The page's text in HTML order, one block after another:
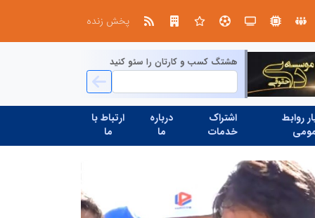
شبکه سازی است، نه ادامه راه قدیم
پخش زنده
هشتگ کسب و کارتان را سئو کنید
روابط
اشتراک
خدمات
درباره
ما
ارتباط با
ما